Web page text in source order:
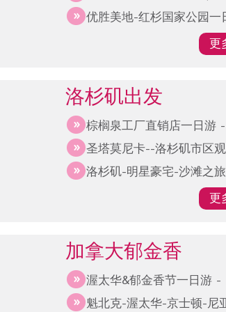
优胜美地-红杉国家公园
更
洛杉矶出发
棕榈泉工厂直销店一日游
圣塔莫尼卡--洛杉矶市区
洛杉矶-明星豪宅-沙滩之
更
加拿大郁金香
渥太华&郁金香节一日游 -
魁北克-渥太华-京士顿-尼